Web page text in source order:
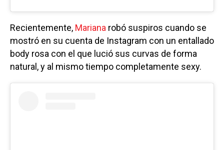
Recientemente, Mariana robó suspiros cuando se
mostró en su cuenta de Instagram con un entallado
body rosa con el que lució sus curvas de forma
natural, y al mismo tiempo completamente sexy.